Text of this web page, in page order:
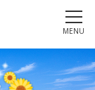
MENU